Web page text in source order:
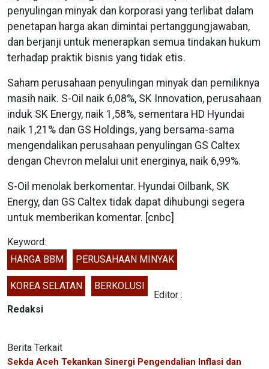
penyulingan minyak dan korporasi yang terlibat dalam
penetapan harga akan dimintai pertanggungjawaban,
dan berjanji untuk menerapkan semua tindakan hukum
terhadap praktik bisnis yang tidak etis.
Saham perusahaan penyulingan minyak dan pemiliknya
masih naik. S-Oil naik 6,08%, SK Innovation, perusahaan
induk SK Energy, naik 1,58%, sementara HD Hyundai
naik 1,21% dan GS Holdings, yang bersama-sama
mengendalikan perusahaan penyulingan GS Caltex
dengan Chevron melalui unit energinya, naik 6,99%.
S-Oil menolak berkomentar. Hyundai Oilbank, SK
Energy, dan GS Caltex tidak dapat dihubungi segera
untuk memberikan komentar. [cnbc]
Keyword:
HARGA BBM
PERUSAHAAN MINYAK
KOREA SELATAN BERKOLUSI
Editor :
Redaksi
Berita Terkait
Sekda Aceh Tekankan Sinergi Pengendalian Inflasi dan